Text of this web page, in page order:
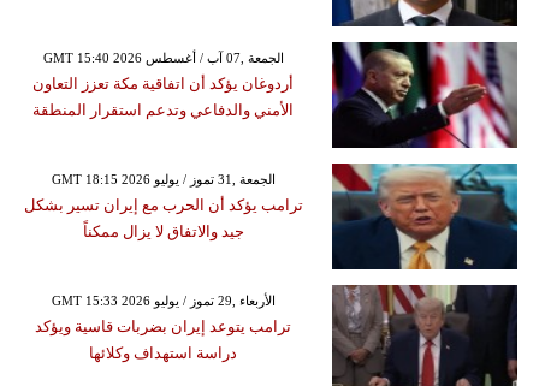
GMT 15:40 2026 الجمعة ,07 آب / أغسطس
أردوغان يؤكد أن اتفاقية مكة تعزز التعاون
الأمني والدفاعي وتدعم استقرار المنطقة
GMT 18:15 2026 الجمعة ,31 تموز / يوليو
ترامب يؤكد أن الحرب مع إيران تسير بشكل
جيد والاتفاق لا يزال ممكناً
GMT 15:33 2026 الأربعاء ,29 تموز / يوليو
ترامب يتوعد إيران بضربات قاسية ويؤكد
دراسة استهداف وكلائها